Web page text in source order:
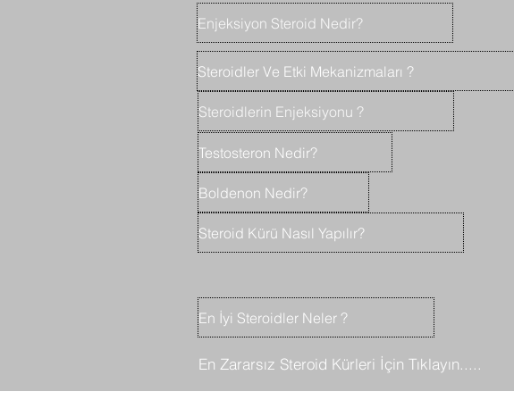
Enjeksiyon Steroid Nedir?
Steroidler Ve Etki Mekanizmaları ?
Steroidlerin Enjeksiyonu ?
Testosteron Nedir?
Boldenon Nedir?
Steroid Kürü Nasıl Yapılır?
En İyi Steroidler Neler ?
En Zararsız Steroid Kürleri İçin Tıklayın.....